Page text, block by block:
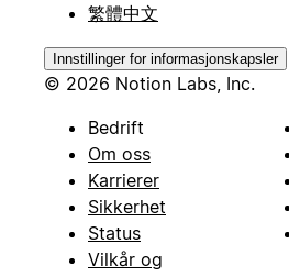
繁體中文
Innstillinger for informasjonskapsler
© 2026 Notion Labs, Inc.
Bedrift
Om oss
Karrierer
Sikkerhet
Status
Vilkår og